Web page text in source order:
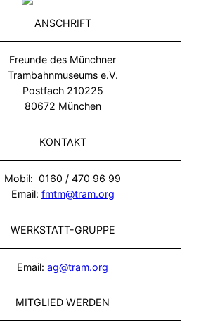
ANSCHRIFT
Freunde des Münchner
Trambahnmuseums e.V.
Postfach 210225
80672 München
KONTAKT
Mobil: 0160 / 470 96 99
Email: fmtm@tram.org
WERKSTATT-GRUPPE
Email: ag@tram.org
MITGLIED WERDEN